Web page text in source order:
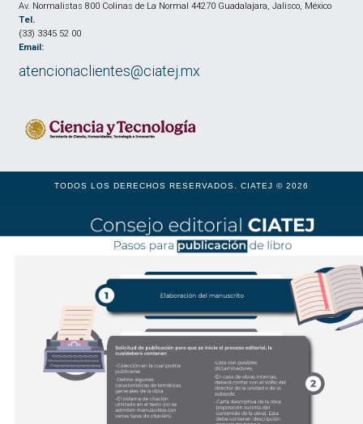
Av. Normalistas 800 Colinas de La Normal 44270 Guadalajara, Jalisco, México
Tel.
(33) 3345 52 00
Email:
atencionaclientes@ciatej.mx
TODOS LOS DERECHOS RESERVADOS. CIATEJ © 2026